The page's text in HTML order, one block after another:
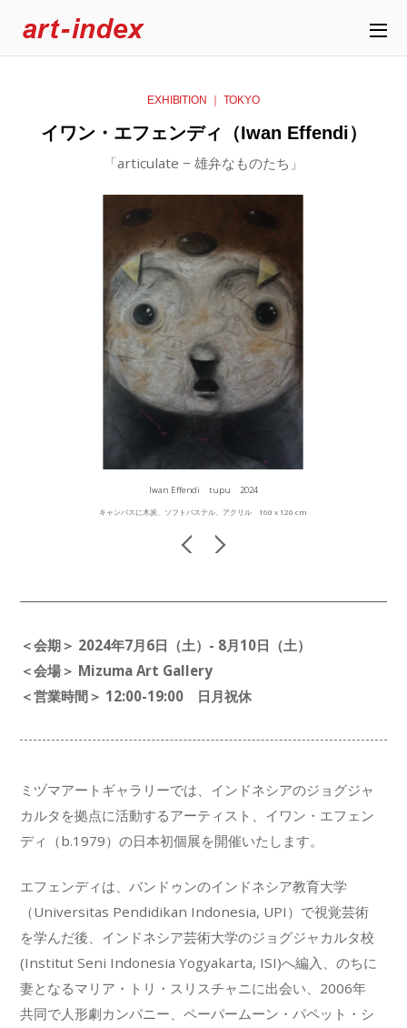
EXHIBITION ｜ TOKYO
イワン・エフェンディ（Iwan Effendi）
「articulate − 雄弁なものたち」
Iwan Effendi tupu 2024
キャンバスに木炭、ソフトパステル、アクリル 160 x 120 cm
＜会期＞ 2024年7月6日（土）- 8月10日（土）
＜会場＞ Mizuma Art Gallery
＜営業時間＞ 12:00-19:00 日月祝休
ミヅマアートギャラリーでは、インドネシアのジョグジャ
カルタを拠点に活動するアーティスト、イワン・エフェン
ディ（b.1979）の日本初個展を開催いたします。
エフェンディは、バンドゥンのインドネシア教育大学
（Universitas Pendidikan Indonesia, UPI）で視覚芸術
を学んだ後、インドネシア芸術大学のジョグジャカルタ校
(Institut Seni Indonesia Yogyakarta, ISI)へ編入、のちに
妻となるマリア・トリ・スリスチャニに出会い、2006年
共同で人形劇カンパニー、ペーパームーン・パペット・シ